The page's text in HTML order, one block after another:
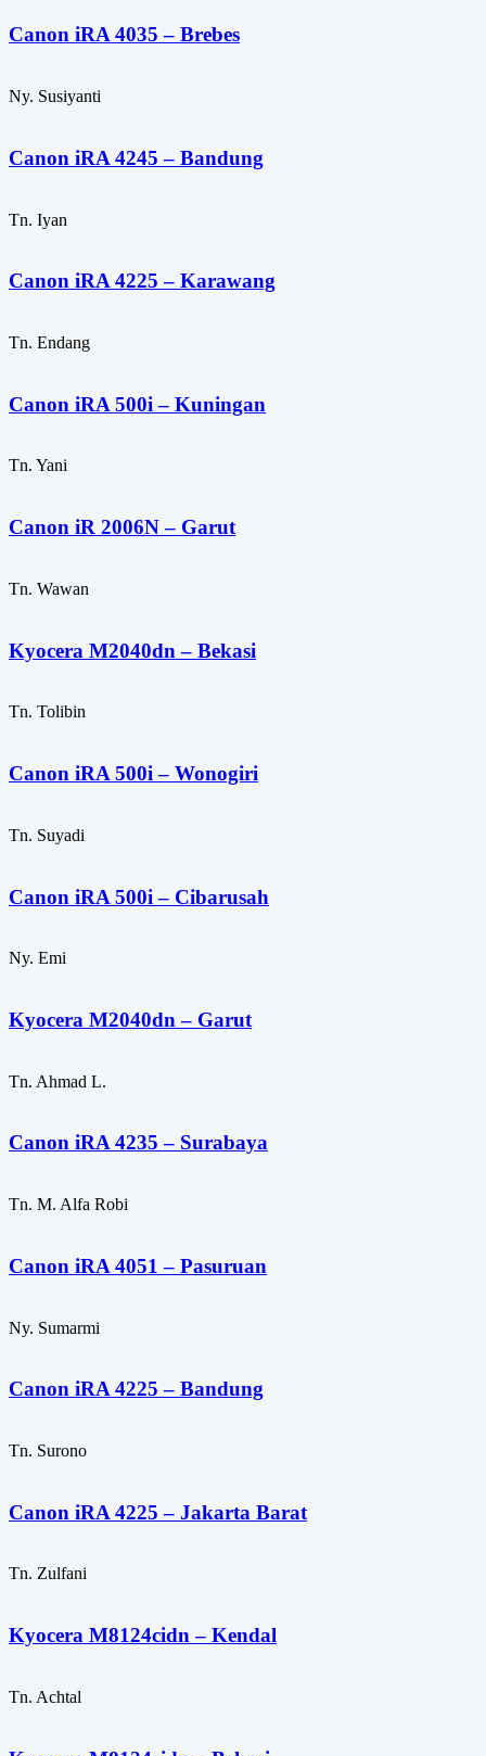
Canon iRA 4035 – Brebes
Ny. Susiyanti
Canon iRA 4245 – Bandung
Tn. Iyan
Canon iRA 4225 – Karawang
Tn. Endang
Canon iRA 500i – Kuningan
Tn. Yani
Canon iR 2006N – Garut
Tn. Wawan
Kyocera M2040dn – Bekasi
Tn. Tolibin
Canon iRA 500i – Wonogiri
Tn. Suyadi
Canon iRA 500i – Cibarusah
Ny. Emi
Kyocera M2040dn – Garut
Tn. Ahmad L.
Canon iRA 4235 – Surabaya
Tn. M. Alfa Robi
Canon iRA 4051 – Pasuruan
Ny. Sumarmi
Canon iRA 4225 – Bandung
Tn. Surono
Canon iRA 4225 – Jakarta Barat
Tn. Zulfani
Kyocera M8124cidn – Kendal
Tn. Achtal